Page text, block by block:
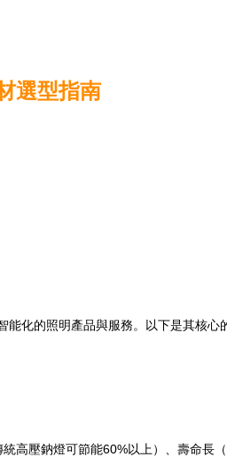
選型指南
化的照明產品與服務。以下是其核心
統高壓鈉燈可節能60%以上）、壽命長